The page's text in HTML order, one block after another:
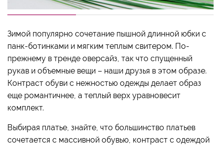
Зимой популярно сочетание пышной длинной юбки с
панк-ботинками и мягким теплым свитером. По-
прежнему в тренде оверсайз, так что спущенный
рукав и объемные вещи – наши друзья в этом образе.
Контраст обуви с нежностью одежды делает образ
еще романтичнее, а теплый верх уравновесит
комплект.
Выбирая платье, знайте, что большинство платьев
сочетается с массивной обувью, контраст с одеждой